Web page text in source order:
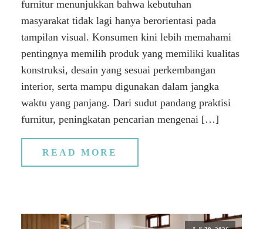
furnitur menunjukkan bahwa kebutuhan
masyarakat tidak lagi hanya berorientasi pada
tampilan visual. Konsumen kini lebih memahami
pentingnya memilih produk yang memiliki kualitas
konstruksi, desain yang sesuai perkembangan
interior, serta mampu digunakan dalam jangka
waktu yang panjang. Dari sudut pandang praktisi
furnitur, peningkatan pencarian mengenai […]
READ MORE